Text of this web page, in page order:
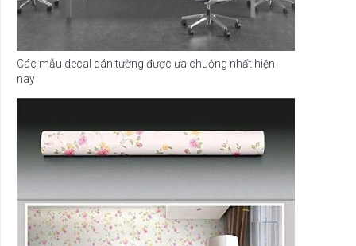
Các mẫu decal dán tường được ưa chuộng nhất hiện
nay